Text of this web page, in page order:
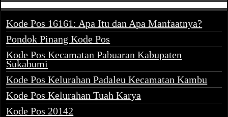
Kode Pos 16161: Apa Itu dan Apa Manfaatnya?
Pondok Pinang Kode Pos
Kode Pos Kecamatan Pabuaran Kabupaten
Sukabumi
Kode Pos Kelurahan Padaleu Kecamatan Kambu
Kode Pos Kelurahan Tuah Karya
Kode Pos 20142